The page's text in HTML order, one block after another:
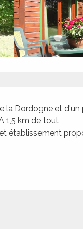
la Dordogne et d'un
1,5 km de tout
établissement